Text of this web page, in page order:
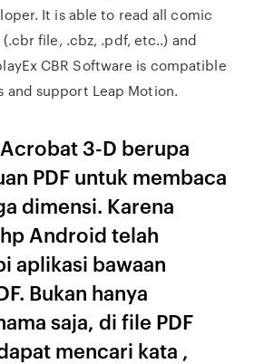
It is able to read all comic
file, .cbz, .pdf, etc..) and
CBR Software is compatible
and support Leap Motion.
3-D berupa
PDF untuk membaca
dimensi. Karena
Android telah
aplikasi bawaan
Bukan hanya
saja, di file PDF
mencari kata ,